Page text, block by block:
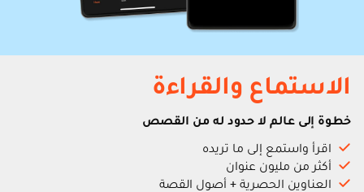
الاستماع والقراءة
خطوة إلى عالم لا حدود له من القصص
اقرأ واستمع إلى ما تريده
أكثر من مليون عنوان
العناوين الحصرية + أصول القصة